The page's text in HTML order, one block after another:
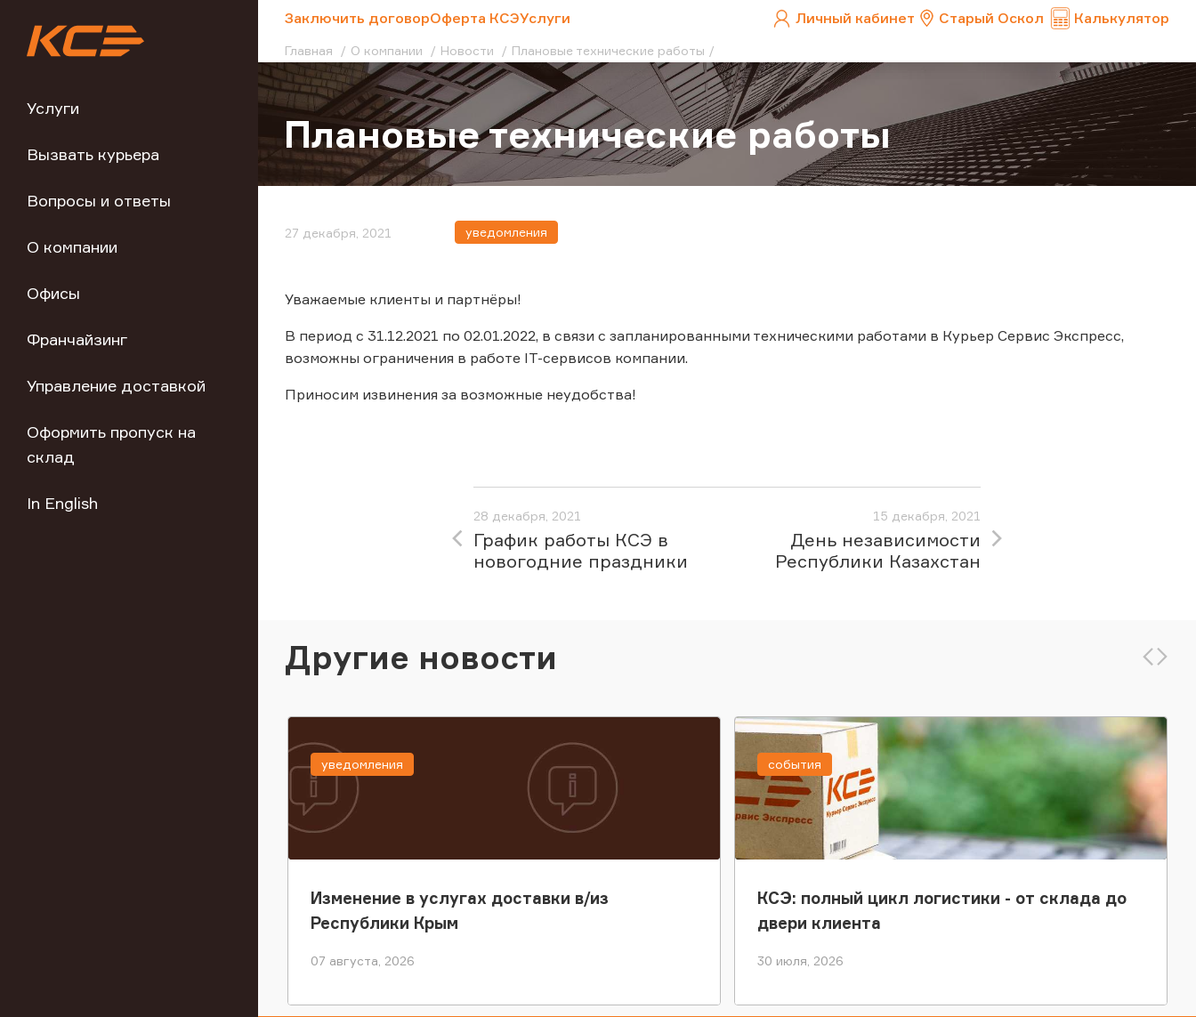
Услуги
Вызвать курьера
Вопросы и ответы
О компании
Офисы
Франчайзинг
Управление доставкой
Оформить пропуск на
склад
In English
Заключить договорОферта КСЭУслуги Личный кабинет Старый Оскол Калькулятор
Главная О компании Новости Плановые технические работы
Плановые технические работы
27 декабря, 2021 уведомления
Уважаемые клиенты и партнёры!
В период с 31.12.2021 по 02.01.2022, в связи с запланированными техническими работами в Курьер Сервис Экспресс,
возможны ограничения в работе IT-сервисов компании.
Приносим извинения за возможные неудобства!
28 декабря, 2021
График работы КСЭ в
новогодние праздники
15 декабря, 2021
День независимости
Республики Казахстан
Другие новости
Изменение в услугах доставки в/из
Республики Крым
07 августа, 2026
уведомления
КСЭ: полный цикл логистики - от склада до
двери клиента
30 июля, 2026
события